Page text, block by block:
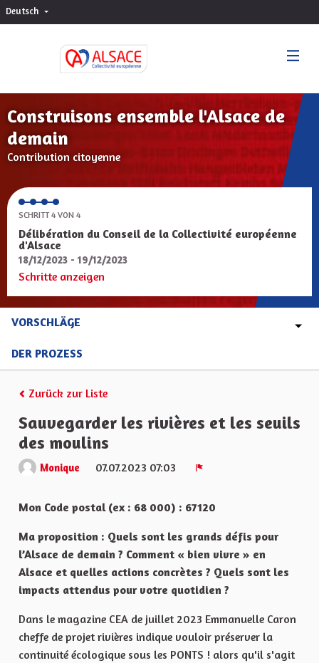
Deutsch Choisir la langue
Construisons ensemble l'Alsace de
demain
Contribution citoyenne
SCHRITT 4 VON 4
Délibération du Conseil de la Collectivité européenne
d'Alsace
18/12/2023 - 19/12/2023
Schritte anzeigen
VORSCHLÄGE
DER PROZESS
Zurück zur Liste
Sauvegarder les rivières et les seuils
des moulins
Monique
07.07.2023 07:03
Mon Code postal (ex : 68 000) : 67120
Ma proposition : Quels sont les grands défis pour
l’Alsace de demain ? Comment « bien vivre » en
Alsace et quelles actions concrètes ? Quels sont les
impacts attendus pour votre quotidien ?
Dans le magazine CEA de juillet 2023 Emmanuelle Caron
cheffe de projet rivières indique vouloir préserver la
continuité écologique sous les PONTS ! alors qu'il s'agit